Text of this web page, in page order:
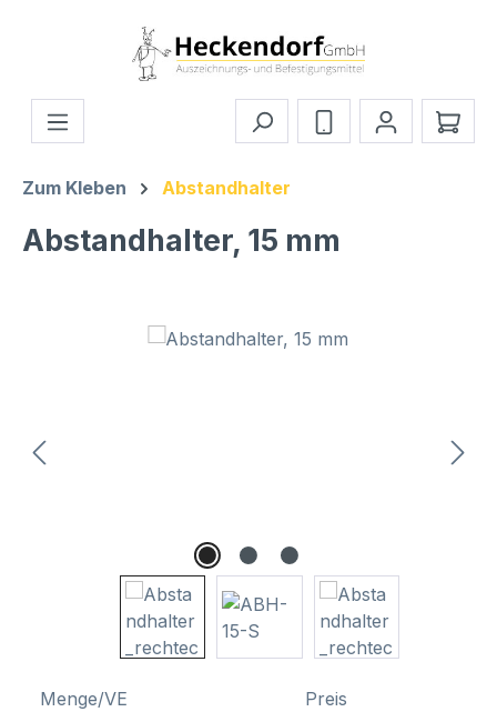
Zum Hauptinhalt springen
Zum Kleben Abstandhalter
Abstandhalter, 15 mm
Bildergalerie überspringen
Menge/VE Preis